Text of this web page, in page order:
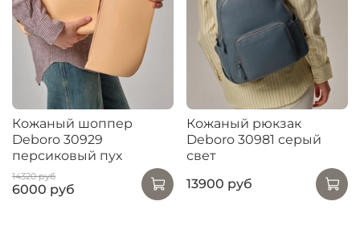
Кожаный шоппер
Deboro 30929
персиковый пух
14320 руб
6000 руб
Кожаный рюкзак
Deboro 30981 серый
свет
13900 руб